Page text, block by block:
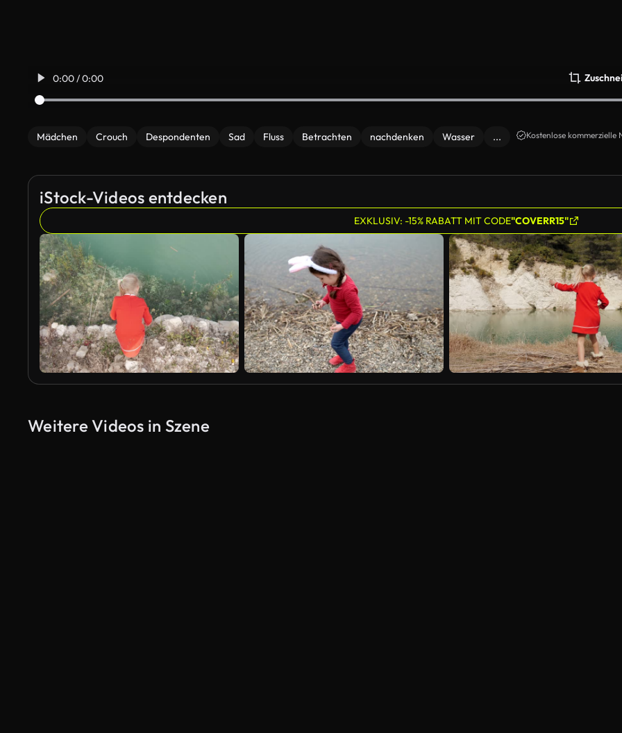
0:00 / 0:00
Mädchen Crouch Despondenten Sad Fluss Betrachten nachdenken Wasser ... Kostenlose kommerzielle
iStock-Videos entdecken
EXKLUSIV: -15% RABATT MIT CODE"COVERR15"
Weitere Videos in Szene